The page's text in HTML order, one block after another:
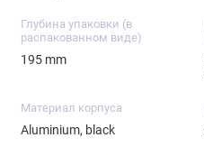
Глубина упаковки (в
распакованном виде)
195 mm
Материал корпуса
Aluminium, black